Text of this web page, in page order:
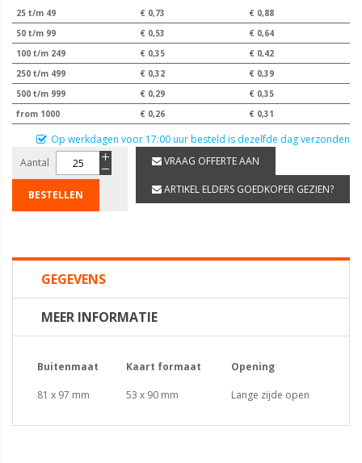
25 t/m 49
€ 0,73
€ 0,88
50 t/m 99
€ 0,53
€ 0,64
100 t/m 249
€ 0,35
€ 0,42
250 t/m 499
€ 0,32
€ 0,39
500 t/m 999
€ 0,29
€ 0,35
from 1000
€ 0,26 € 0,31
Op werkdagen voor 17:00 uur besteld is dezelfde dag verzonden
Aantal
BESTELLEN
VRAAG OFFERTE AAN
ARTIKEL ELDERS GOEDKOPER GEZIEN?
GEGEVENS
MEER INFORMATIE
Buitenmaat Kaart formaat Opening
81 x 97 mm 53 x 90 mm Lange zijde open